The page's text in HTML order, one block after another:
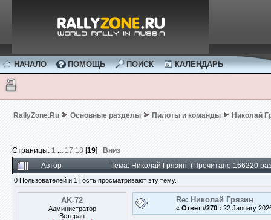
НАЧАЛО ПОМОЩЬ ПОИСК КАЛЕНДАРЬ
RallyZone.Ru Основные разделы Пилоты и команды Николай
Страницы: 1 ... 17 18 [19] Вниз
Автор
Тема: Николай Грязин (Прочитано 166220
0 Пользователей и 1 Гость просматривают эту тему.
AK-72
Администратор
Ветеран
Re: Николай Грязин
« Ответ #270 : 22 January